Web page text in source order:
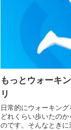
もっとウォーキ
リ
日常的にウォーキング
どれくらい歩いたの
のです。そんなとき